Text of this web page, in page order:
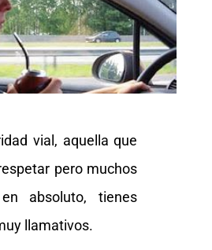
vial, aquella que
pero muchos
absoluto, tienes
llamativos.